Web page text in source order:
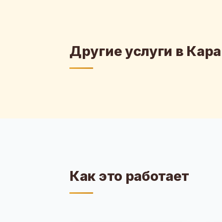
Другие услуги в
Как это работает